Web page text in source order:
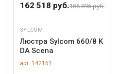
162 518 руб.186 896 руб.
SYLCOM
Люстра Sylcom 660/8 K
DA Scena
арт. 142161